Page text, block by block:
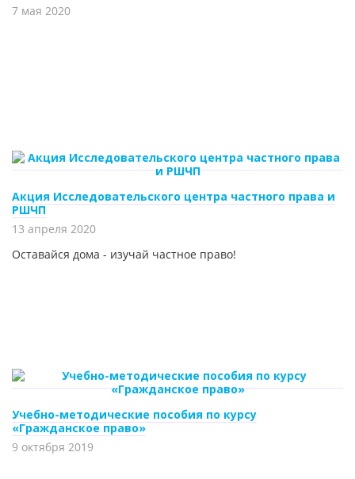
7 мая 2020
Акция Исследовательского центра частного права и
РШЧП
13 апреля 2020
Оставайся дома - изучай частное право!
Учебно-методические пособия по курсу
«Гражданское право»
9 октября 2019